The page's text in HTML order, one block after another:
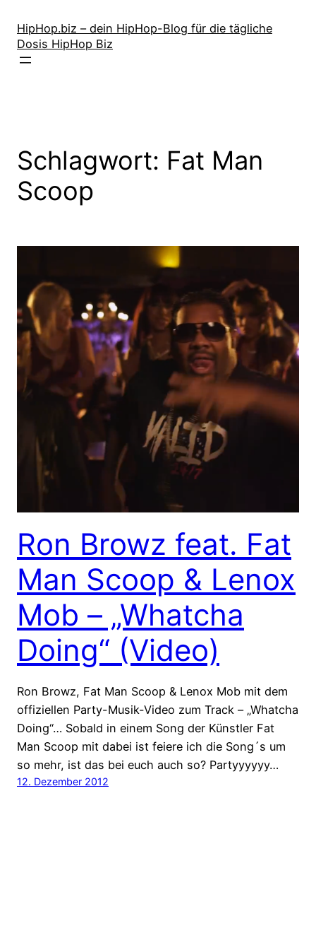
Inhalt
springen
HipHop.biz – dein HipHop-Blog für die tägliche
Dosis HipHop Biz
Schlagwort: Fat Man
Scoop
Ron Browz feat. Fat
Man Scoop & Lenox
Mob – „Whatcha
Doing“ (Video)
Ron Browz, Fat Man Scoop & Lenox Mob mit dem
offiziellen Party-Musik-Video zum Track – „Whatcha
Doing“… Sobald in einem Song der Künstler Fat
Man Scoop mit dabei ist feiere ich die Song´s um
so mehr, ist das bei euch auch so? Partyyyyyy…
12. Dezember 2012